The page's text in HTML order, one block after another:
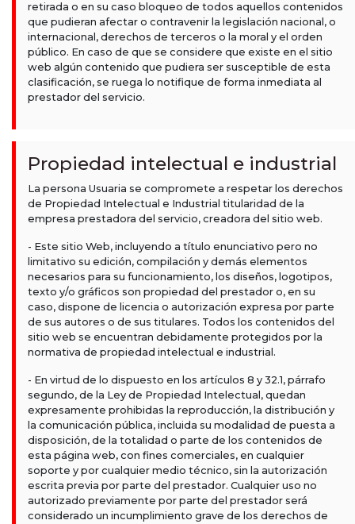
retirada o en su caso bloqueo de todos aquellos contenidos
que pudieran afectar o contravenir la legislación nacional, o
internacional, derechos de terceros o la moral y el orden
público. En caso de que se considere que existe en el sitio
web algún contenido que pudiera ser susceptible de esta
clasificación, se ruega lo notifique de forma inmediata al
prestador del servicio.
Propiedad intelectual e industrial
La persona Usuaria se compromete a respetar los derechos
de Propiedad Intelectual e Industrial titularidad de la
empresa prestadora del servicio, creadora del sitio web.
- Este sitio Web, incluyendo a título enunciativo pero no
limitativo su edición, compilación y demás elementos
necesarios para su funcionamiento, los diseños, logotipos,
texto y/o gráficos son propiedad del prestador o, en su
caso, dispone de licencia o autorización expresa por parte
de sus autores o de sus titulares. Todos los contenidos del
sitio web se encuentran debidamente protegidos por la
normativa de propiedad intelectual e industrial.
- En virtud de lo dispuesto en los artículos 8 y 32.1, párrafo
segundo, de la Ley de Propiedad Intelectual, quedan
expresamente prohibidas la reproducción, la distribución y
la comunicación pública, incluida su modalidad de puesta a
disposición, de la totalidad o parte de los contenidos de
esta página web, con fines comerciales, en cualquier
soporte y por cualquier medio técnico, sin la autorización
escrita previa por parte del prestador. Cualquier uso no
autorizado previamente por parte del prestador será
considerado un incumplimiento grave de los derechos de